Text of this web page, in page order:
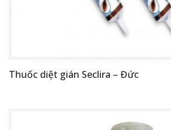
Thuốc diệt gián Seclira – Đức